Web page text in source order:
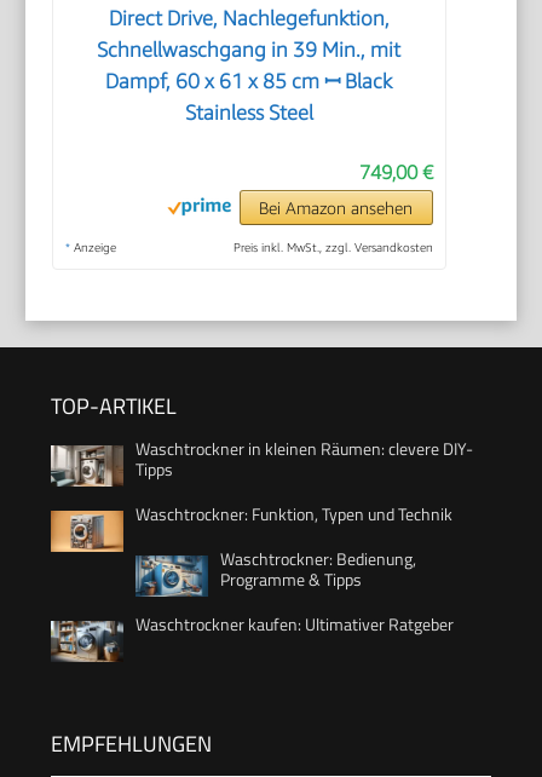
Direct Drive, Nachlegefunktion,
Schnellwaschgang in 39 Min., mit
Dampf, 60 x 61 x 85 cm ꟷ Black
Stainless Steel
749,00 €
Bei Amazon ansehen
* Anzeige Preis inkl. MwSt., zzgl. Versandkosten
TOP-ARTIKEL
Waschtrockner in kleinen Räumen: clevere DIY-
Tipps
Waschtrockner: Funktion, Typen und Technik
Waschtrockner: Bedienung,
Programme & Tipps
Waschtrockner kaufen: Ultimativer Ratgeber
EMPFEHLUNGEN